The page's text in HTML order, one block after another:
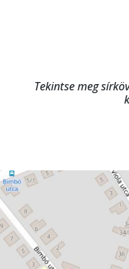
Tekintse meg